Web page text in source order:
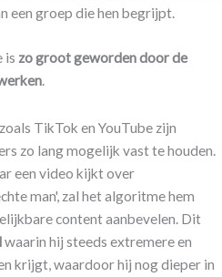
een groep die hen begrijpt.
is zo groot geworden door de
TikTok en YouTube zijn
zo lang mogelijk vast te houden.
een video kijkt over
man', zal het algoritme hem
content aanbevelen. Dit
waarin hij steeds extremere en
krijgt, waardoor hij nog dieper in